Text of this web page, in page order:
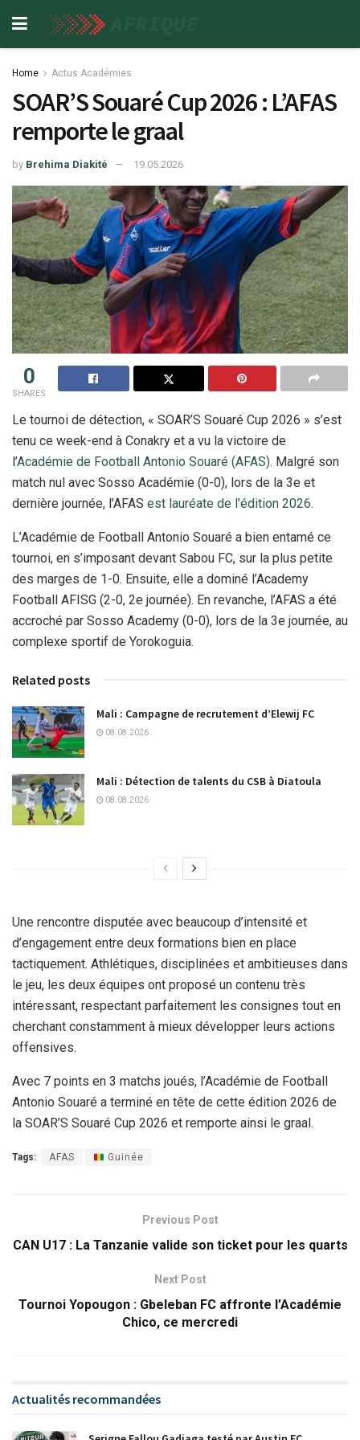
Home Actus Académies
SOAR’S Souaré Cup 2026 : L’AFAS
remporte le graal
by Brehima Diakité 19.05.2026
0
SHARES
Le tournoi de détection, « SOAR’S Souaré Cup 2026 » s’est
tenu ce week-end à Conakry et a vu la victoire de
l’Académie de Football Antonio Souaré (AFAS). Malgré son
match nul avec Sosso Académie (0-0), lors de la 3e et
dernière journée, l’AFAS est lauréate de l’édition 2026.
L’Académie de Football Antonio Souaré a bien entamé ce
tournoi, en s’imposant devant Sabou FC, sur la plus petite
des marges de 1-0. Ensuite, elle a dominé l’Academy
Football AFISG (2-0, 2e journée). En revanche, l’AFAS a été
accroché par Sosso Academy (0-0), lors de la 3e journée, au
complexe sportif de Yorokoguia.
Related posts
Mali : Campagne de recrutement d’Elewij FC
08.08.2026
Mali : Détection de talents du CSB à Diatoula
08.08.2026
Une rencontre disputée avec beaucoup d’intensité et
d’engagement entre deux formations bien en place
tactiquement. Athlétiques, disciplinées et ambitieuses dans
le jeu, les deux équipes ont proposé un contenu très
intéressant, respectant parfaitement les consignes tout en
cherchant constamment à mieux développer leurs actions
offensives.
Avec 7 points en 3 matchs joués, l’Académie de Football
Antonio Souaré a terminé en tête de cette édition 2026 de
la SOAR’S Souaré Cup 2026 et remporte ainsi le graal.
Tags: AFAS Guinée
Previous Post
CAN U17 : La Tanzanie valide son ticket pour les quarts
Next Post
Tournoi Yopougon : Gbeleban FC affronte l’Académie
Chico, ce mercredi
Actualités recommandées